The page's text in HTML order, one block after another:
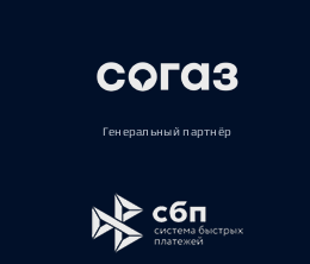
Генеральный партнёр